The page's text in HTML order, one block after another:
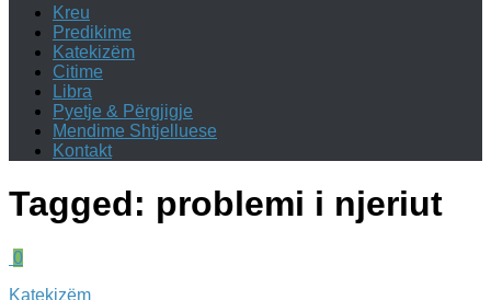
Kreu
Predikime
Katekizëm
Citime
Libra
Pyetje & Përgjigje
Mendime Shtjelluese
Kontakt
Tagged: problemi i njeriut
0
Katekizëm